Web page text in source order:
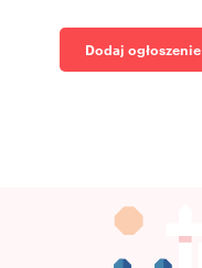
Dodaj ogłoszenie